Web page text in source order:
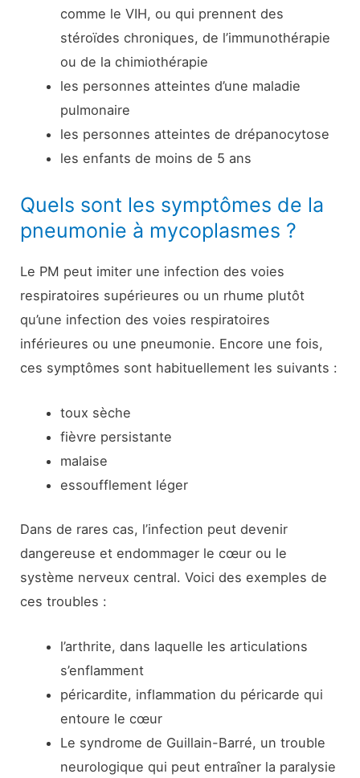
comme le VIH, ou qui prennent des
stéroïdes chroniques, de l’immunothérapie
ou de la chimiothérapie
les personnes atteintes d’une maladie
pulmonaire
les personnes atteintes de drépanocytose
les enfants de moins de 5 ans
Quels sont les symptômes de la
pneumonie à mycoplasmes ?
Le PM peut imiter une infection des voies
respiratoires supérieures ou un rhume plutôt
qu’une infection des voies respiratoires
inférieures ou une pneumonie. Encore une fois,
ces symptômes sont habituellement les suivants :
toux sèche
fièvre persistante
malaise
essoufflement léger
Dans de rares cas, l’infection peut devenir
dangereuse et endommager le cœur ou le
système nerveux central. Voici des exemples de
ces troubles :
l’arthrite, dans laquelle les articulations
s’enflamment
péricardite, inflammation du péricarde qui
entoure le cœur
Le syndrome de Guillain-Barré, un trouble
neurologique qui peut entraîner la paralysie